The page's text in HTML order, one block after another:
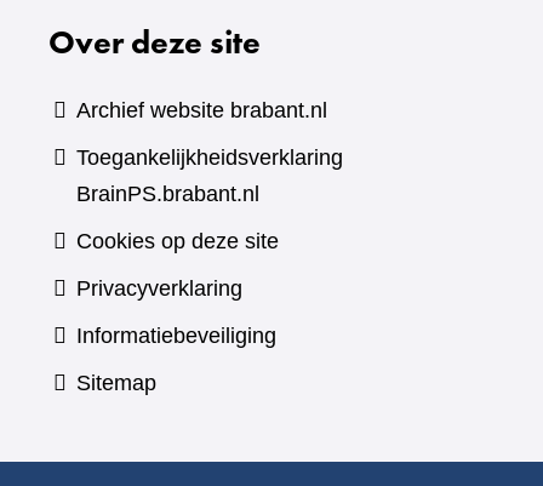
Over deze site
Archief website brabant.nl
Toegankelijkheidsverklaring
BrainPS.brabant.nl
Cookies op deze site
Privacyverklaring
Informatiebeveiliging
Sitemap